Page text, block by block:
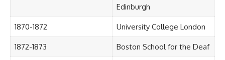
Edinburgh
1870-1872 University College London
1872-1873 Boston School for the Deaf